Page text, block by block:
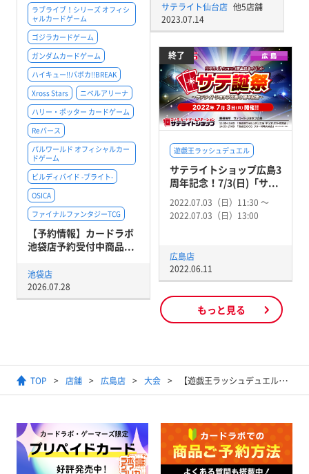
ラブライブ！シリーズ オフィシ
ャルカードゲーム
ゴジラカードゲーム
ガンダムカードゲーム
ハイキュー!!バボカ!!BREAK
Xross Stars
ニベルアリーナ
ハリー・ポッター カードゲーム
Reバース
パルワールド オフィシャルカー
ドゲーム
ビルディバイド -ブライト-
OSICA
ファイナルファンタジーTCG
【予約情報】カードラボ
池袋店予約受付中商品...
池袋店
2026.07.28
サテライト仙台店 他5店舗
2023.07.14
終了
遊戯王ラッシュデュエル
サテライトショップ広島3
周年記念！7/3(日)「サ...
2022.07.03（日）11:30 〜
2022.07.03（日）13:00
広島店
2022.06.11
もっと見る
TOP 店舗 広島店 大会 【遊戯王ラッシュデュエル】トーナメントバトル